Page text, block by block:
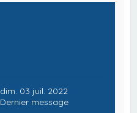
dim. 03 juil. 2022
Dernier message